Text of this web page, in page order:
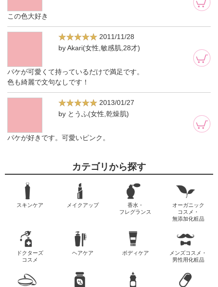
この色大好き
2011/11/28
by Akari(女性,敏感肌,28才)
パケが可愛くて持っているだけで満足です。
色も綺麗で文句なしです！
2013/01/27
by とうふ(女性,乾燥肌)
パケが好きです。可愛いピンク。
カテゴリから探す
スキンケア メイクアップ
香水・
フレグランス
オーガニック
コスメ・
無添加化粧品
ドクターズ
コスメ
ヘアケア ボディケア
メンズコスメ・
男性用化粧品